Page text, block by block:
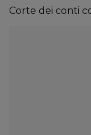
Corte dei conti